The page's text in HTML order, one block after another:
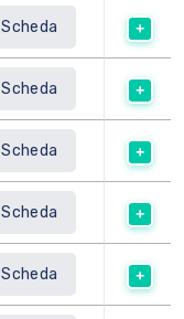
Scheda
Scheda
Scheda
Scheda
Scheda